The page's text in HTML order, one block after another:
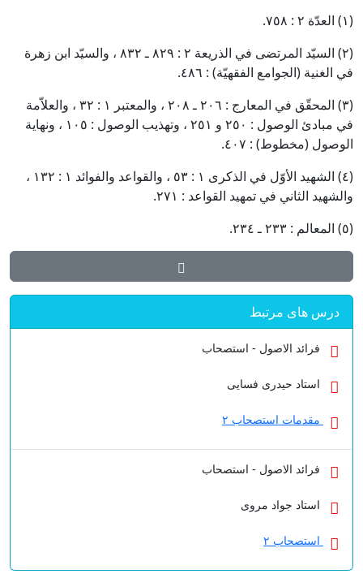
(١) العدّة ٢ : ٧٥٨.
(٢) السيّد المرتضى في الذريعة ٢ : ٨٢٩ ـ ٨٣٢ ، والسيّد ابن زهرة
في الغنية (الجوامع الفقهيّة) : ٤٨٦.
(٣) المحقّق في المعارج : ٢٠٦ ـ ٢٠٨ ، والمعتبر ١ : ٣٢ ، والعلاّمة
في مبادئ الوصول : ٢٥٠ و ٢٥١ ، وتهذيب الوصول : ١٠٥ ، ونهاية
الوصول (مخطوط) : ٤٠٧.
(٤) الشهيد الأوّل في الذكرى ١ : ٥٣ ، والقواعد والفوائد ١ : ١٣٢ ،
والشهيد الثاني في تمهيد القواعد : ٢٧١.
(٥) المعالم : ٢٣٣ ـ ٢٣٤.
درس های مرتبط
فرائد الاصول - استصحاب
استاد حیدری فسایی
مقدمات استصحاب ۲
فرائد الاصول - استصحاب
استاد جواد مروی
استصحاب ۲